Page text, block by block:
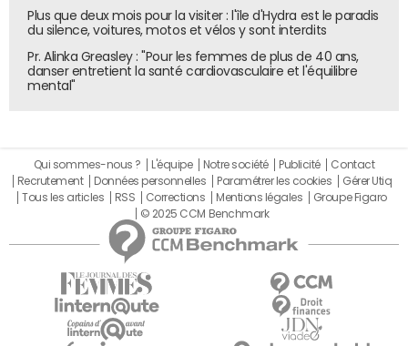
Plus que deux mois pour la visiter : l'île d'Hydra est le paradis
du silence, voitures, motos et vélos y sont interdits
Pr. Alinka Greasley : "Pour les femmes de plus de 40 ans,
danser entretient la santé cardiovasculaire et l'équilibre
mental"
Qui sommes-nous ? L'équipe Notre société Publicité
Contact
Recrutement
Données personnelles Paramétrer les cookies
Gérer Utiq
Tous les articles
RSS Corrections Mentions légales
Groupe Figaro
© 2025 CCM Benchmark